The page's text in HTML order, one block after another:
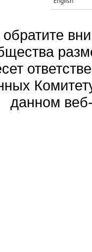
данном